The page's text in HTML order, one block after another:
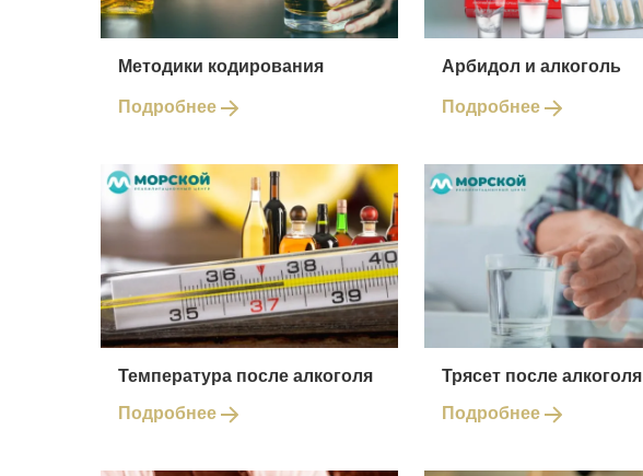
Методики кодирования
Подробнее
Арбидол и алкоголь
Подробнее
Температура после алкоголя
Подробнее
Трясет после алкоголя
Подробнее